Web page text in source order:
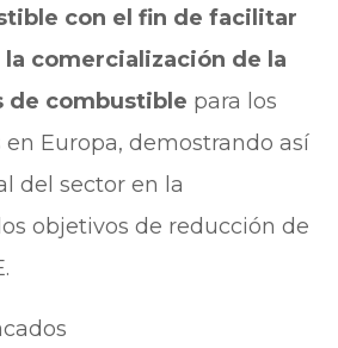
con el fin de facilitar
comercialización de la
de combustible para los
Europa, demostrando así
del sector en la
objetivos de reducción de